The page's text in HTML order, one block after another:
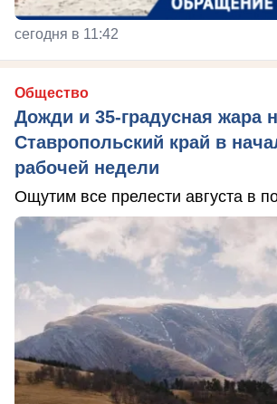
сегодня в 11:42
Общество
Дожди и 35-градусная жара
Ставропольский край в
рабочей недели
Ощутим все прелести августа в